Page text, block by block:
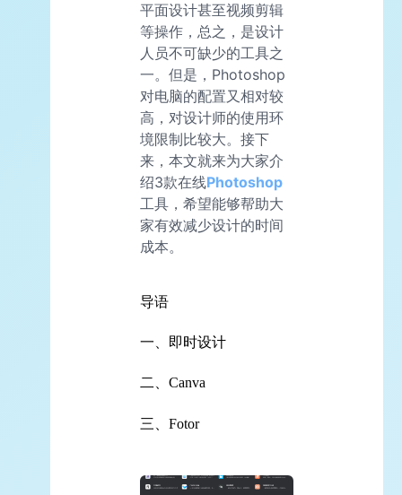
平面设计甚至视频剪辑
等操作，总之，是设计
人员不可缺少的工具之
一。但是，Photoshop
对电脑的配置又相对较
高，对设计师的使用环
境限制比较大。接下
来，本文就来为大家介
绍3款在线Photoshop
工具，希望能够帮助大
家有效减少设计的时间
成本。
导语
一、即时设计
二、Canva
三、Fotor